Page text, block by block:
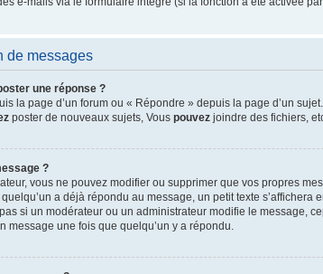
de messages
une réponse ?
la page d’un forum ou « Répondre » depuis la page d’un
poster de nouveaux sujets, Vous pouvez joindre des fichiers,
?
vous ne pouvez modifier ou supprimer que vos propres
a déjà répondu au message, un petit texte
si un modérateur ou un administrateur modifie le
message une fois que quelqu’un y a répondu.